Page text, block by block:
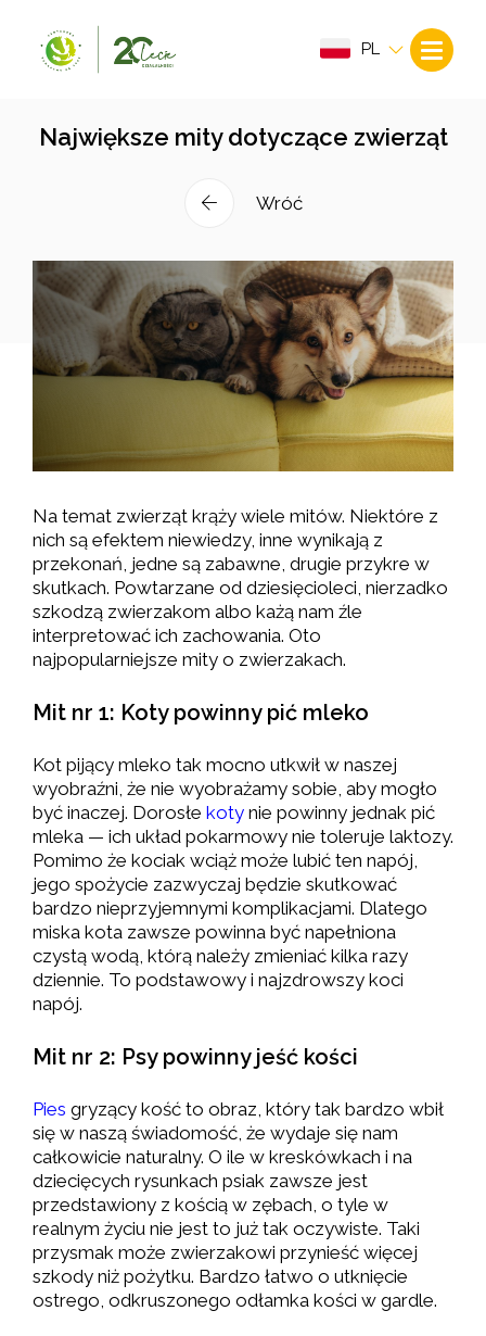
PL
Największe mity dotyczące zwierząt
Wróć
Na temat zwierząt krąży wiele mitów. Niektóre z
nich są efektem niewiedzy, inne wynikają z
przekonań, jedne są zabawne, drugie przykre w
skutkach. Powtarzane od dziesięcioleci, nierzadko
szkodzą zwierzakom albo każą nam źle
interpretować ich zachowania. Oto
najpopularniejsze mity o zwierzakach.
Mit nr 1: Koty powinny pić mleko
Kot pijący mleko tak mocno utkwił w naszej
wyobraźni, że nie wyobrażamy sobie, aby mogło
być inaczej. Dorosłe koty nie powinny jednak pić
mleka — ich układ pokarmowy nie toleruje laktozy.
Pomimo że kociak wciąż może lubić ten napój,
jego spożycie zazwyczaj będzie skutkować
bardzo nieprzyjemnymi komplikacjami. Dlatego
miska kota zawsze powinna być napełniona
czystą wodą, którą należy zmieniać kilka razy
dziennie. To podstawowy i najzdrowszy koci
napój.
Mit nr 2: Psy powinny jeść kości
Pies gryzący kość to obraz, który tak bardzo wbił
się w naszą świadomość, że wydaje się nam
całkowicie naturalny. O ile w kreskówkach i na
dziecięcych rysunkach psiak zawsze jest
przedstawiony z kością w zębach, o tyle w
realnym życiu nie jest to już tak oczywiste. Taki
przysmak może zwierzakowi przynieść więcej
szkody niż pożytku. Bardzo łatwo o utknięcie
ostrego, odkruszonego odłamka kości w gardle.